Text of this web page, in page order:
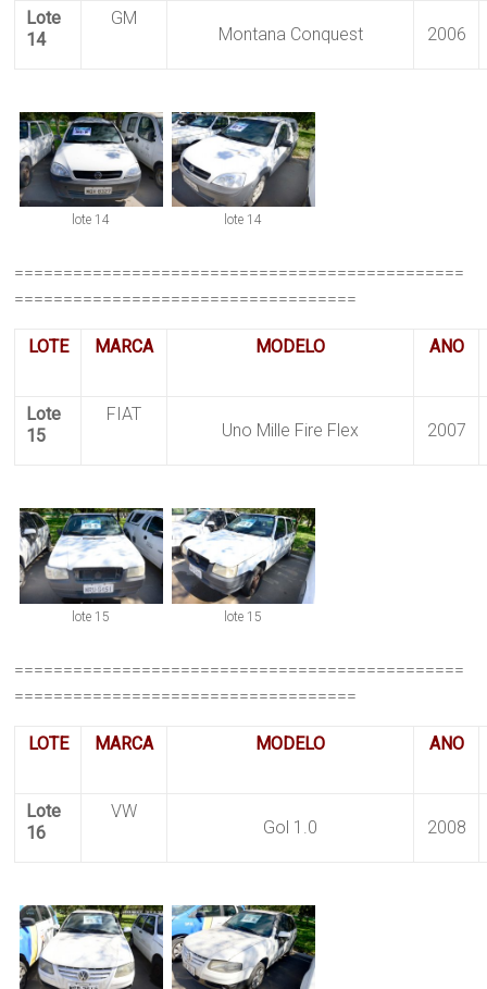
Lote
14
GM
Montana Conquest 2006
lote 14 lote 14
==============================================
===================================
LOTE MARCA MODELO ANO
Lote
15
FIAT
Uno Mille Fire Flex 2007
lote 15 lote 15
==============================================
===================================
LOTE MARCA MODELO ANO
Lote
16
VW
Gol 1.0 2008